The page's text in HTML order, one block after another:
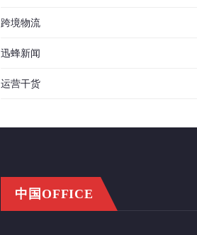
跨境物流
迅蜂新闻
运营干货
中国OFFICE